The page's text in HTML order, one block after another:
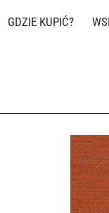
GDZIE KUPIĆ?